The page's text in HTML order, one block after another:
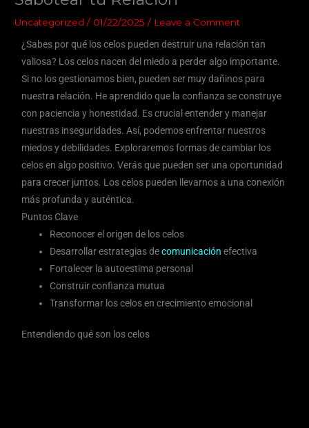
Uncategorized / 01/22/2025/ Leave a Comment
¿Sabes por qué los celos pueden destruir una relación tan
valiosa? Los celos nacen del miedo a perder algo importante.
Si no los gestionamos bien, pueden ser muy dañinos para
nuestra relación. He aprendido que la confianza se construye
con paciencia y honestidad. Es crucial entender y manejar
nuestras inseguridades. Así, podemos enfrentar nuestros
miedos y debilidades. Exploraremos formas de cambiar los
celos en algo positivo. Verás que pueden ser una oportunidad
para crecer juntos. Los celos pueden llevarnos a una conexión
más profunda y auténtica.
Puntos Clave
Reconocer el origen de los celos
Desarrollar estrategias decomunicación efectiva
Fortalecer la autoestima personal
Construir confianza mutua
Transformar los celos en crecimiento emocional
Entendiendo qué son los celos